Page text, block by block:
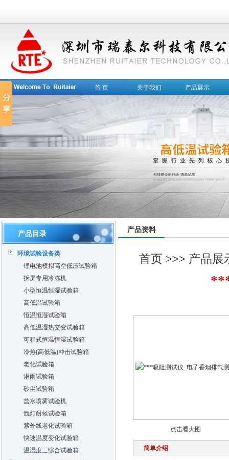
首 页 关于我们 产品展示
产品资料
首页 >>> 产品展
点击看大图
简单介绍
产品目录
环境试验设备类
锂电池模拟高空低压试验箱
拆屏专用冷冻机
小型恒温恒湿试验箱
高低温试验箱
恒温恒湿试验箱
高低温湿热交变试验箱
可程式恒温恒湿试验箱
冷热(高低温)冲击试验箱
老化试验箱
淋雨试验箱
砂尘试验箱
盐水喷雾试验机
氙灯耐候试验箱
紫外线老化试验箱
快速温度变化试验箱
温湿度三综合试验箱